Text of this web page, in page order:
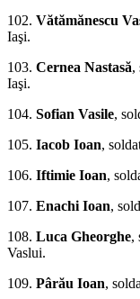
102. Vătămănescu
Iaşi.
103. Cernea Nastasă,
Iaşi.
104. Sofian Vasile,
105. Iacob Ioan,
106. Iftimie Ioan,
107. Enachi Ioan,
108. Luca Gheorghe,
Vaslui.
109. Pârău Ioan,